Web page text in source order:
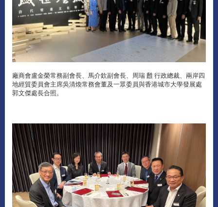
廠商會盧金榮常務副會長、馬介欽副會長、周瑞 𪊟 行政總裁、兩岸四
地經貿委員會主席吳清煥常務會董及一眾委員與香港城市大學發展處
郭文傑處長合照。